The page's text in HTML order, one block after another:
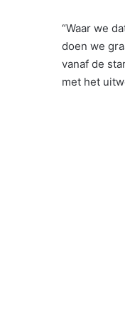
“Waar we
doen we
vanaf de
met het